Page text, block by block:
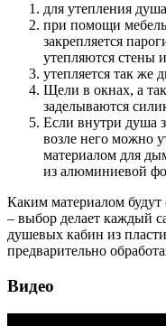
для утепления
при помощи
закрепляется
утепляются стены
утепляется так же
Щели в окнах, а
заделываются
Если внутри душа
возле него можно
материалом для
из алюминиевой
Каким материалом
– выбор делает каждый
душевых кабин из
предварительно
Видео